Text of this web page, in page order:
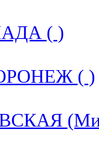
( )
( )